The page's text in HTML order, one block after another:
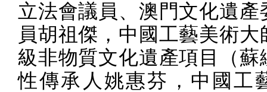
立法會議員、澳門文化遺產
員胡祖傑，中國工藝美術大
級非物質文化遺產項目（蘇
性傳承人姚惠芬，中國工